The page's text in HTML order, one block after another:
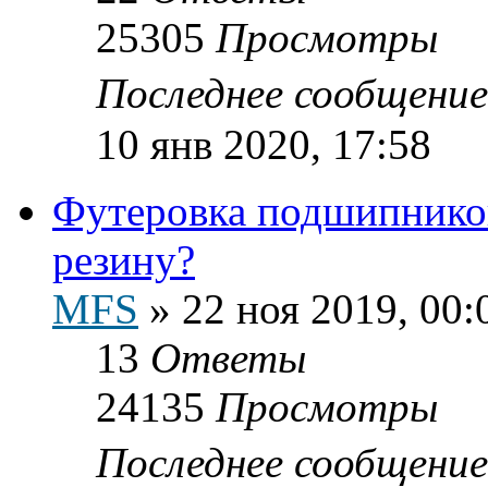
25305 Просмотры
Последнее
10 янв 2020, 17:58
Футеровка
резину?
MFS » 22 ноя 2019,
13 Ответы
24135 Просмотры
Последнее